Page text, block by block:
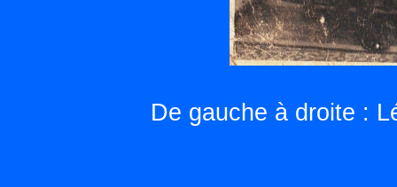
De gauche à droite :